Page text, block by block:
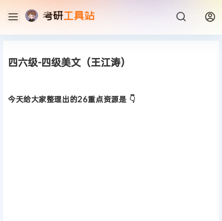
四六级-四级美文（王江涛）
今天给大家整理出的26重点资源是 👇